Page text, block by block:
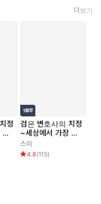
더보기
정
검은 변호사의 치정
~세상에서 가장 무
거운 순애~
스미
4.8(115)